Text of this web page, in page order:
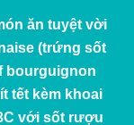
ăn tuyệt vời
(trứng sốt
bourguignon
tết kèm khoai
với sốt rượu